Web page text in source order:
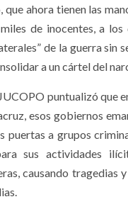
que ahora tienen las
de inocentes, a
de la guerra sin
a un cártel del
puntualizó que
esos gobiernos
puertas a grupos
sus actividades
causando tragedias